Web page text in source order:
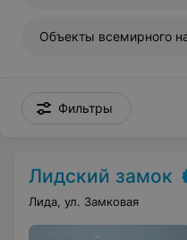
Фильтры
Лидский замок
Лида, ул. Замковая